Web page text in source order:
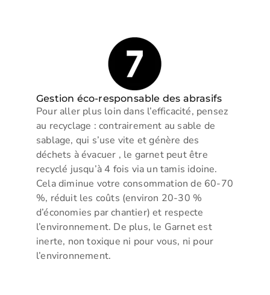
Gestion éco-responsable des abrasifs
Pour aller plus loin dans l’efficacité, pensez
au recyclage : contrairement au sable de
sablage, qui s’use vite et génère des
déchets à évacuer , le garnet peut être
recyclé jusqu’à 4 fois via un tamis idoine.
Cela diminue votre consommation de 60-70
%, réduit les coûts (environ 20-30 %
d’économies par chantier) et respecte
l’environnement. De plus, le Garnet est
inerte, non toxique ni pour vous, ni pour
l’environnement.